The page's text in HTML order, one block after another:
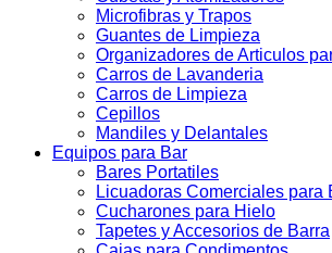
Microfibras y Trapos
Guantes de Limpieza
Organizadores de Articulos
Carros de Lavanderia
Carros de Limpieza
Cepillos
Mandiles y Delantales
Equipos para Bar
Bares Portatiles
Licuadoras Comerciales para
Cucharones para Hielo
Tapetes y Accesorios de Barra